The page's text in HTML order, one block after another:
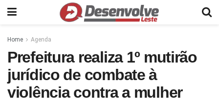
Home Agenda
Prefeitura realiza 1º mutirão
jurídico de combate à
violência contra a mulher